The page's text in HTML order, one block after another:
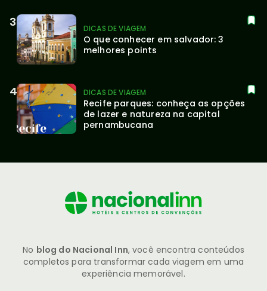
DICAS DE VIAGEM
O que conhecer em salvador: 3
melhores points
DICAS DE VIAGEM
Recife parques: conheça as opções
de lazer e natureza na capital
pernambucana
No blog do Nacional Inn, você encontra conteúdos
completos para transformar cada viagem em uma
experiência memorável.